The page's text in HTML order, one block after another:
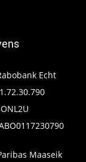
Echt
Maaseik